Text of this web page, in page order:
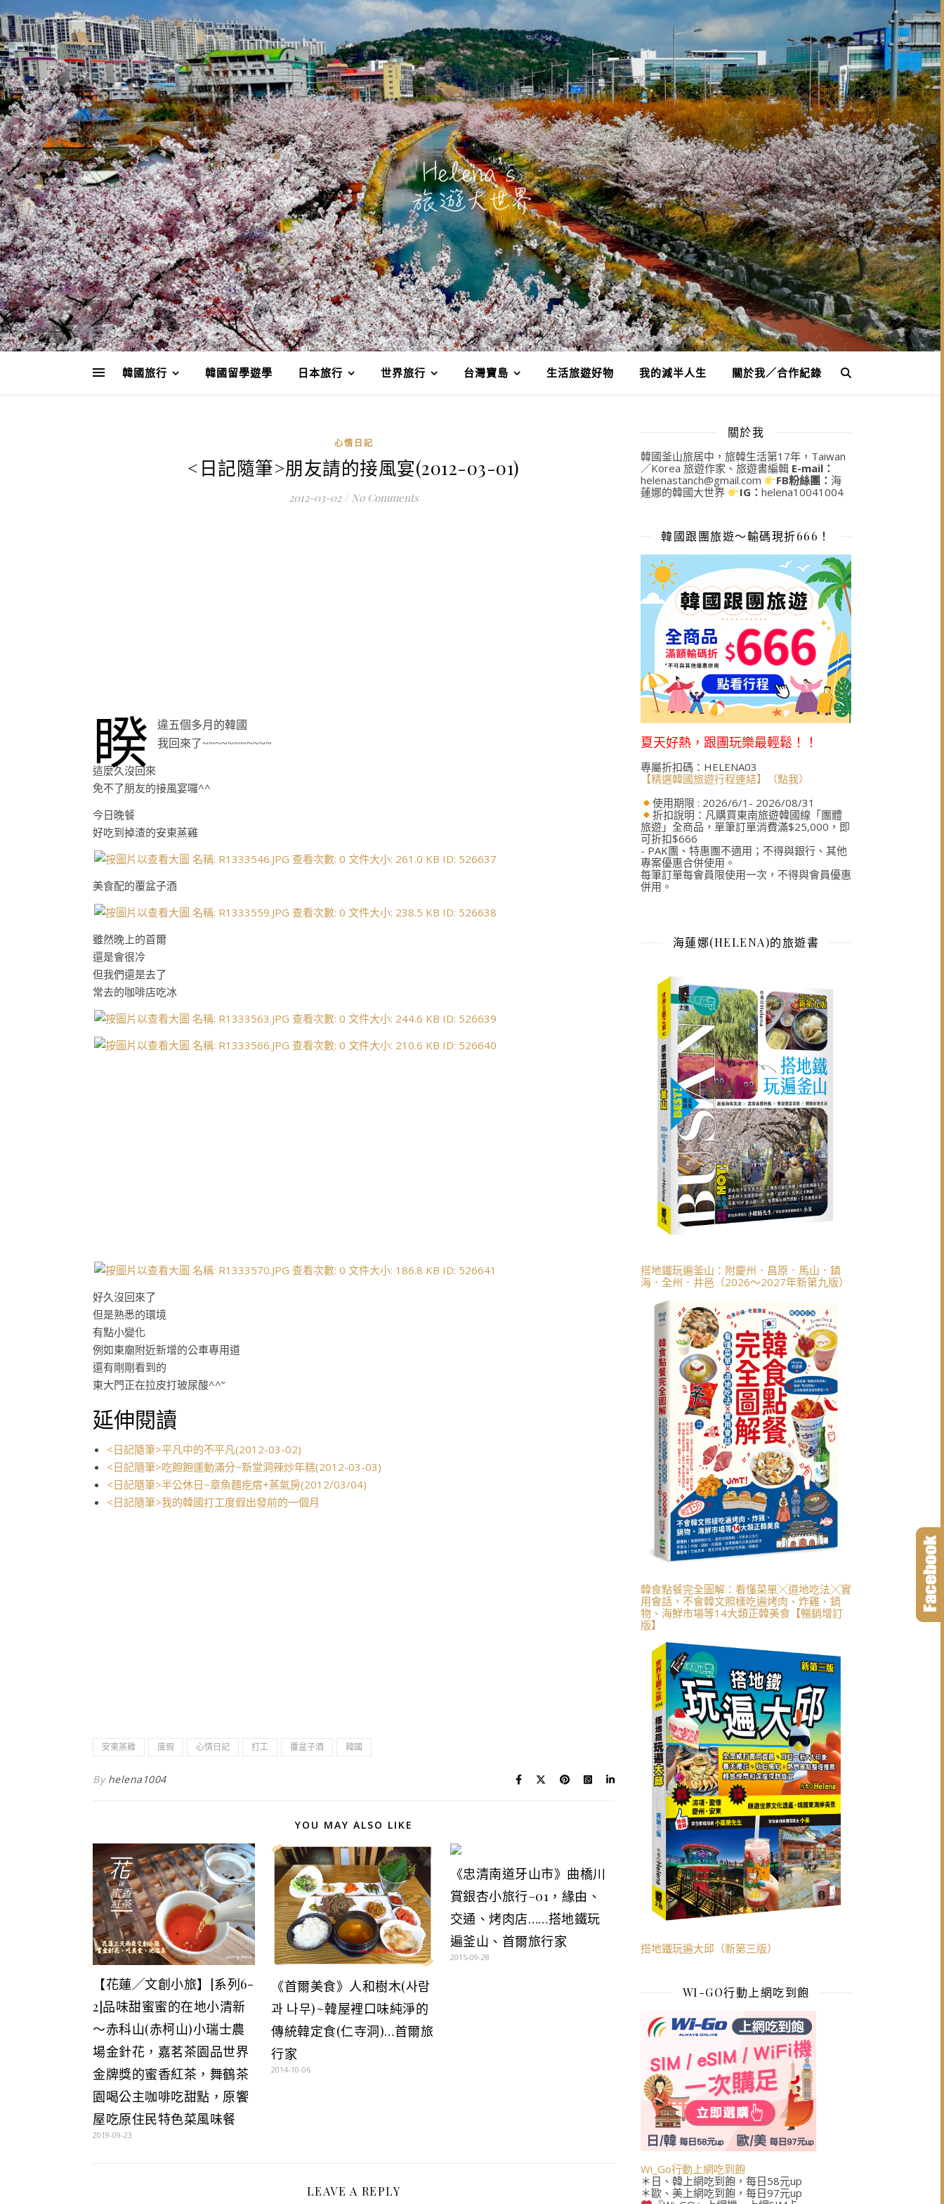
韓國旅行 韓國留學遊學 日本旅行 世界旅行 台灣寶島 生活旅遊好物 我的減半人生 關於我／合作紀錄
心情日記
<日記隨筆>朋友請的接風宴(2012-03-01)
2012-03-02 / No Comments
睽
違五個多月的韓國
我回來了~~~~~~~~~~~
這麼久沒回來
免不了朋友的接風宴囉^^
今日晚餐
好吃到掉渣的安東蒸雞
美食配的覆盆子酒
雖然晚上的首爾
還是會很冷
但我們還是去了
常去的咖啡店吃冰
好久沒回來了
但是熟悉的環境
有點小變化
例如東廟附近新增的公車專用道
還有剛剛看到的
東大門正在拉皮打玻尿酸^^”
延伸閱讀
<日記隨筆>平凡中的不平凡(2012-03-02)
<日記隨筆>吃飽飽運動滿分~新堂洞辣炒年糕(2012-03-03)
<日記隨筆>半公休日~章魚麵疙瘩+蒸氣房(2012/03/04)
<日記隨筆>我的韓國打工度假出發前的一個月
安東蒸雞 度假 心情日記 打工 覆盆子酒 韓國
By helena1004
YOU MAY ALSO LIKE
【花蓮╱文創小旅】[系列6-
2]品味甜蜜蜜的在地小清新
～赤科山(赤柯山)小瑞士農
場金針花，嘉茗茶園品世界
金牌獎的蜜香紅茶，舞鶴茶
園喝公主咖啡吃甜點，原饗
屋吃原住民特色菜風味餐
2019-09-23
《首爾美食》人和樹木(사람
과 나무)~韓屋裡口味純淨的
傳統韓定食(仁寺洞)…首爾旅
行家
2014-10-06
《忠清南道牙山市》曲橋川
賞銀杏小旅行–01，緣由、
交通、烤肉店……搭地鐵玩
遍釜山、首爾旅行家
2015-09-28
LEAVE A REPLY
關於我
韓國釜山旅居中，旅韓生活第17年，Taiwan
／Korea 旅遊作家、旅遊書編輯 E-mail：
helenastanch@gmail.com
FB粉絲團： 海
蓮娜的韓國大世界
IG：helena10041004
韓國跟團旅遊～輸碼現折666！
夏天好熱，跟團玩樂最輕鬆！！
專屬折扣碼：HELENA03
【精選韓國旅遊行程連結】（點我）
使用期限 : 2026/6/1- 2026/08/31
折扣說明：凡購買東南旅遊韓國線「團體
旅遊」全商品，單筆訂單消費滿$25,000，即
可折扣$666
- PAK團、特惠團不適用；不得與銀行、其他
專案優惠合併使用。
每筆訂單每會員限使用一次，不得與會員優惠
併用。
海蓮娜(HELENA)的旅遊書
搭地鐵玩遍釜山：附慶州．昌原．馬山．鎮
海．全州．井邑（2026～2027年新第九版）
韓食點餐完全圖解：看懂菜單╳道地吃法╳實
用會話，不會韓文照樣吃遍烤肉、炸雞、鍋
物、海鮮市場等14大類正韓美食【暢銷增訂
版】
搭地鐵玩遍大邱（新第三版）
WI-GO行動上網吃到飽
Wi_Go行動上網吃到飽
＊日、韓上網吃到飽，每日58元up
＊歐、美上網吃到飽，每日97元up